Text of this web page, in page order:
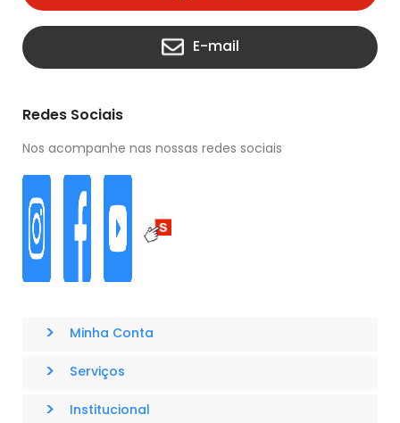
E-mail
Redes Sociais
Nos acompanhe nas nossas redes sociais
> Minha Conta
> Serviços
> Institucional